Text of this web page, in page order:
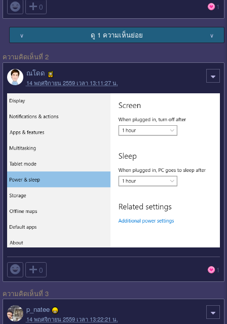
 0 1
∨ ดู 1 ความเห็นย่อย ∨
ความคิดเห็นที่ 2
ณโดด
14 พฤศจิกายน 2559 เวลา 13:11:27 น.
 0 1
ความคิดเห็นที่ 3
p_natee
14 พฤศจิกายน 2559 เวลา 13:22:21 น.